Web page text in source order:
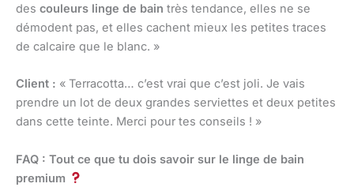
des couleurs linge de bain très tendance, elles ne se
démodent pas, et elles cachent mieux les petites traces
de calcaire que le blanc. »
Client : « Terracotta… c’est vrai que c’est joli. Je vais
prendre un lot de deux grandes serviettes et deux petites
dans cette teinte. Merci pour tes conseils ! »
FAQ : Tout ce que tu dois savoir sur le linge de bain
premium